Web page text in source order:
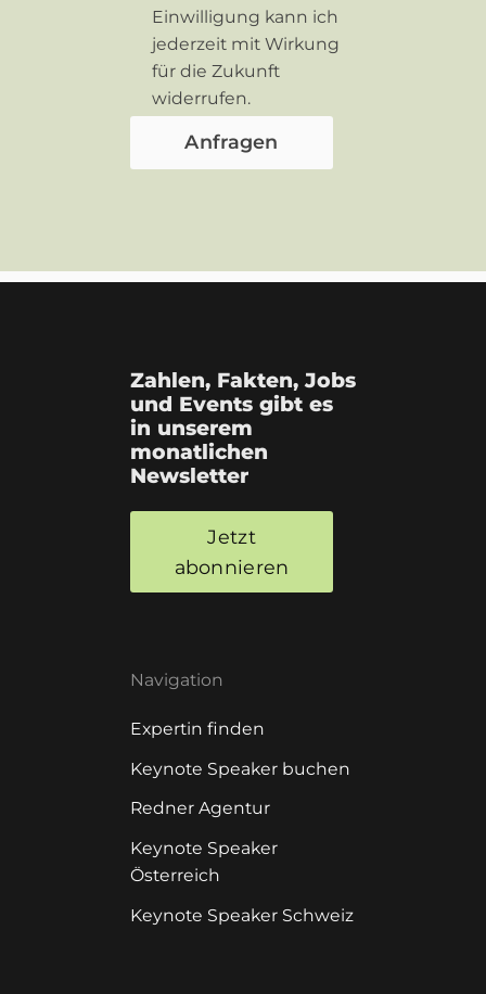
Einwilligung kann ich
jederzeit mit Wirkung
für die Zukunft
widerrufen.
Zahlen, Fakten, Jobs
und Events gibt es
in unserem
monatlichen
Newsletter
Jetzt
abonnieren
Navigation
Expertin finden
Keynote Speaker buchen
Redner Agentur
Keynote Speaker
Österreich
Keynote Speaker Schweiz